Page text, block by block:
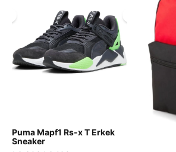
Puma Mapf1 Rs-x T Erkek
Sneaker